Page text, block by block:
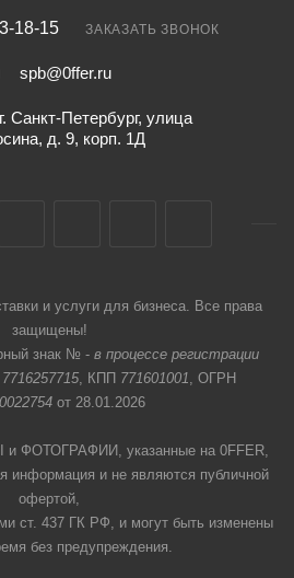
18-15 ЗАКАЗАТЬ ЗВОНОК
spb@0ffer.ru
Санкт-Петербург, улица
д. 9, корп. 1Д
и услуги для бизнеса. Все права
защищены!
знак № - в процессе регистрации
7716257715, КПП 771601001, ОГРН
от 28.01.2026
ФОТОГРАФИИ, указанные на 0FFER,
информация и не являются публичной
офертой,
ст. 437 ГК РФ, и могут быть изменены
без предупреждения.